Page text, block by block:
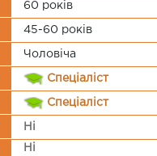
60 рокiв
45-60 років
Чоловіча
Спеціаліст
Спеціаліст
Ні
Ні